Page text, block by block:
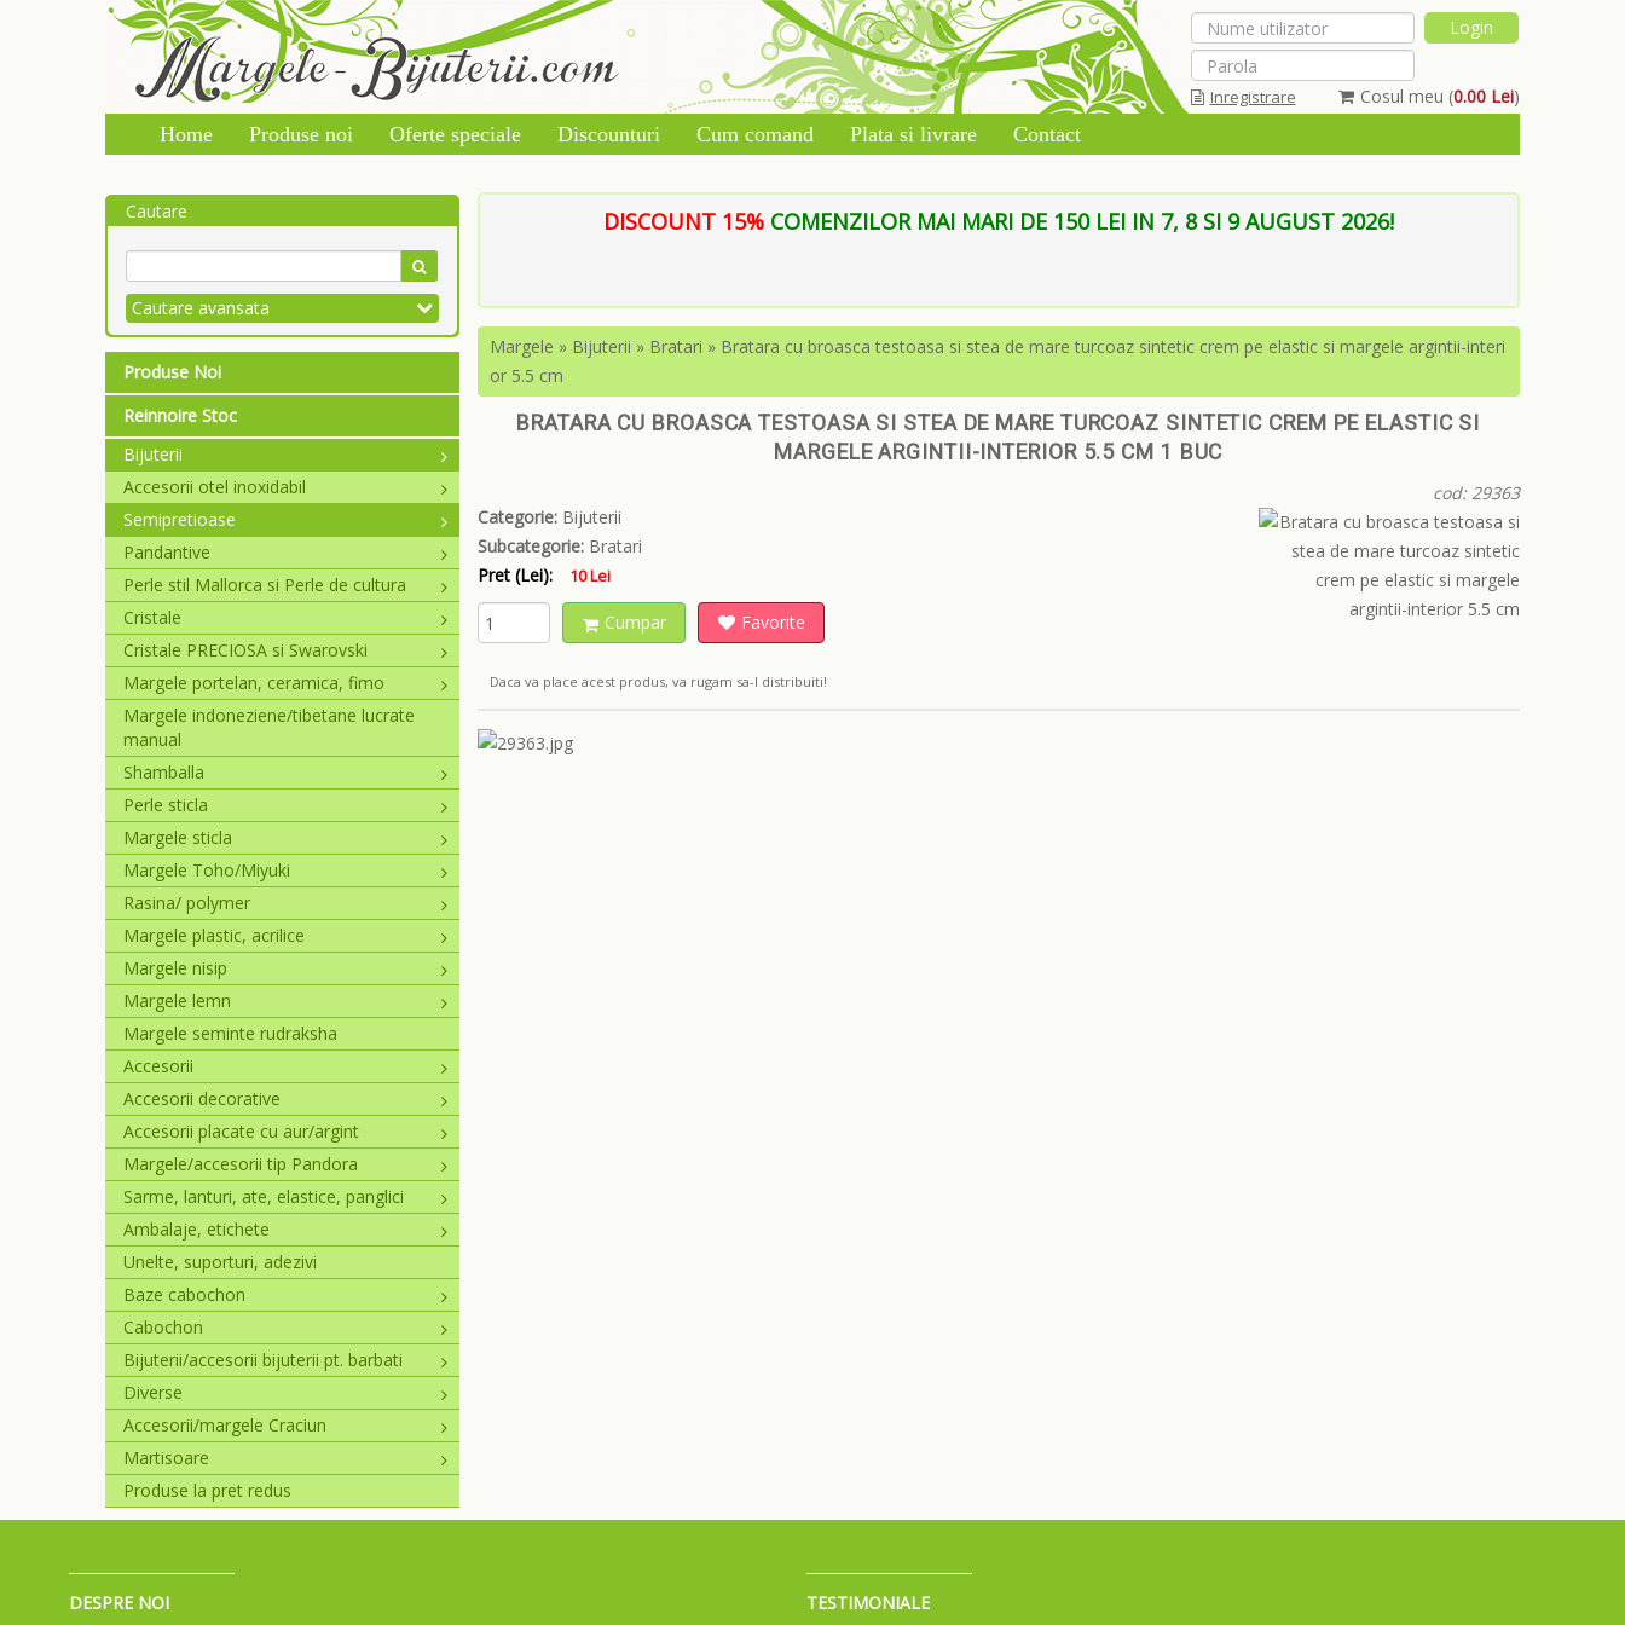
Cosul meu (0.00 Lei)
Inregistrare
Home Produse noi Oferte speciale Discounturi Cum comand Plata si livrare Contact
Cautare
Cautare avansata
Produse Noi
Reinnoire Stoc
Bijuterii
Accesorii otel inoxidabil
Semipretioase
Pandantive
Perle stil Mallorca si Perle de cultura
Cristale
Cristale PRECIOSA si Swarovski
Margele portelan, ceramica, fimo
Margele indoneziene/tibetane lucrate
manual
Shamballa
Perle sticla
Margele sticla
Margele Toho/Miyuki
Rasina/ polymer
Margele plastic, acrilice
Margele nisip
Margele lemn
Margele seminte rudraksha
Accesorii
Accesorii decorative
Accesorii placate cu aur/argint
Margele/accesorii tip Pandora
Sarme, lanturi, ate, elastice, panglici
Ambalaje, etichete
Unelte, suporturi, adezivi
Baze cabochon
Cabochon
Bijuterii/accesorii bijuterii pt. barbati
Diverse
Accesorii/margele Craciun
Martisoare
Produse la pret redus
DISCOUNT 15% COMENZILOR MAI MARI DE 150 LEI IN 7, 8 SI 9 AUGUST 2026!
Margele » Bijuterii » Bratari » Bratara cu broasca testoasa si stea de mare turcoaz sintetic crem pe elastic si margele argintii-interi
or 5.5 cm
BRATARA CU BROASCA TESTOASA SI STEA DE MARE TURCOAZ SINTETIC CREM PE ELASTIC SI
MARGELE ARGINTII-INTERIOR 5.5 CM 1 BUC
Categorie:Bijuterii
Subcategorie:Bratari
Pret (Lei):
10 Lei
Cumpar Favorite
Daca va place acest produs, va rugam sa-l distribuiti!
cod: 29363
DESPRE NOI TESTIMONIALE